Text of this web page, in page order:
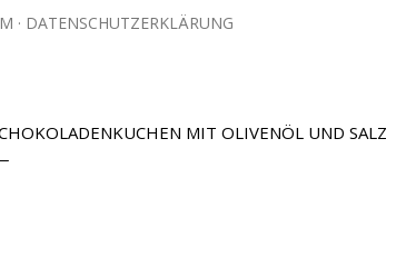
DATENSCHUTZERKLÄRUNG
MIT OLIVENÖL UND SALZ